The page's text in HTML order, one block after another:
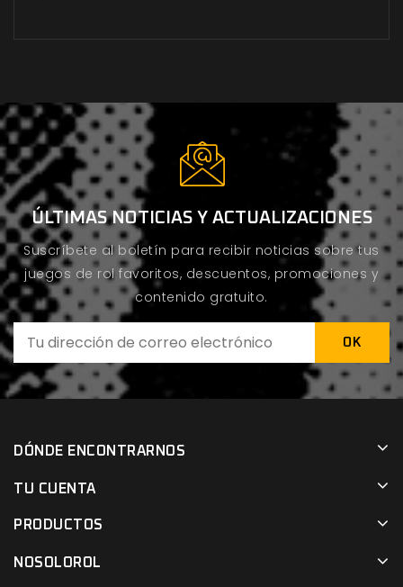
ÚLTIMAS NOTICIAS Y ACTUALIZACIONES
Suscríbete al boletín para recibir noticias sobre tus
juegos de rol favoritos, descuentos, promociones y
contenido gratuito.
DÓNDE ENCONTRARNOS
TU CUENTA
PRODUCTOS
NOSOLOROL